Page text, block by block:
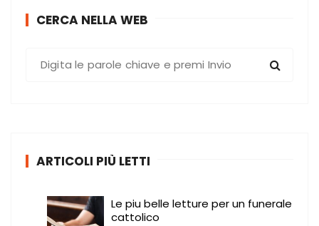
CERCA NELLA WEB
ARTICOLI PIÙ LETTI
Le piu belle letture per un funerale
cattolico